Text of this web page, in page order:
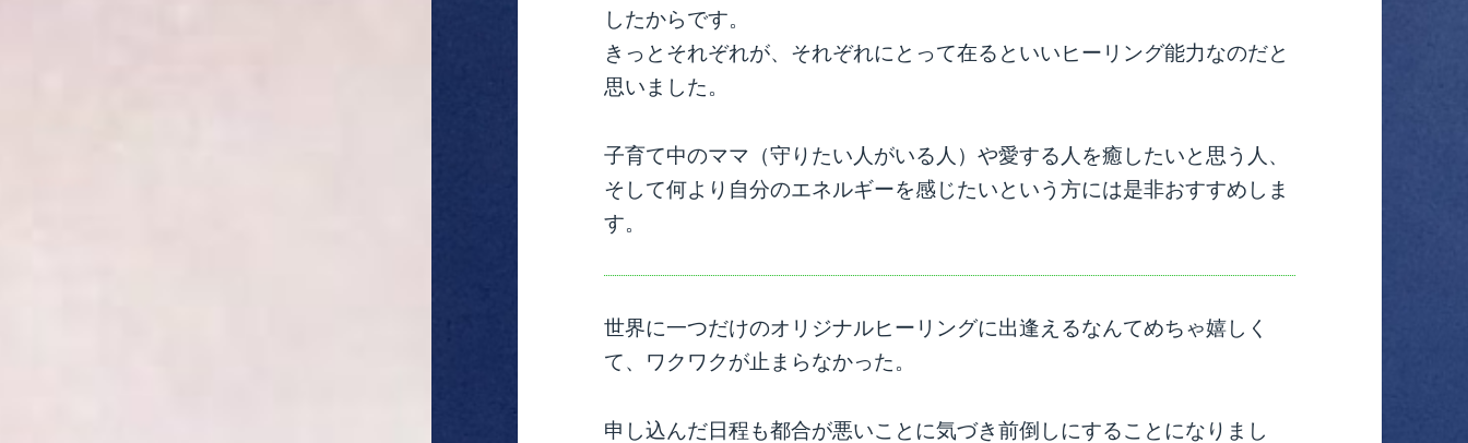
したからです。
きっとそれぞれが、それぞれにとって在るといいヒーリング能力なのだと
思いました。
子育て中のママ（守りたい人がいる人）や愛する人を癒したいと思う人、
そして何より自分のエネルギーを感じたいという方には是非おすすめしま
す。
世界に一つだけのオリジナルヒーリングに出逢えるなんてめちゃ嬉しく
て、ワクワクが止まらなかった。
申し込んだ日程も都合が悪いことに気づき前倒しにすることになりまし